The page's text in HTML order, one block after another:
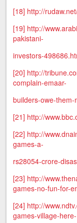
[18] http://
[19] http://
pakistani-
investors-
[20] http://
complain-emaar-
builders-owe-them-
[21] http://
[22] http://
games-a-
rs28054-crore-
[23] http://
games-no-fun-for-
[24] http://
games-village-here-